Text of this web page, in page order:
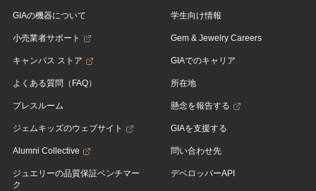
GIAの機器について
小売業者サポート
キャンパス ストア
よくある質問（FAQ）
プレスルーム
ジェムキッズのウェブサイト
Alumni Collective
ジュエリーの品質保証ベンチマー
ク
学生向け情報
Gem & Jewelry Careers
GIAでのキャリア
所在地
懸念を報告する
GIAを支援する
問い合わせ先
デベロッパーAPI